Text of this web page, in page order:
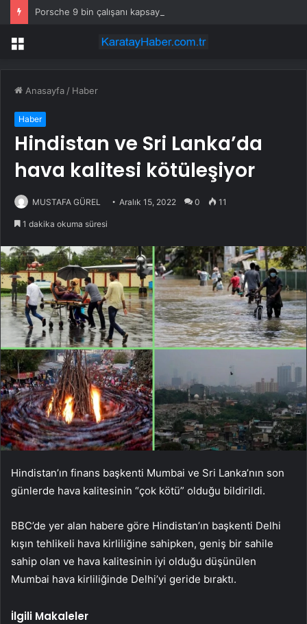
Porsche 9 bin çalışanı kapsayan küçülme planını onayladı
Menü
Anasayfa / Haber
Haber
Hindistan ve Sri Lanka’da
hava kalitesi kötüleşiyor
MUSTAFA GÜREL Aralık 15, 2022 0 11
1 dakika okuma süresi
Hindistan’ın finans başkenti Mumbai ve Sri Lanka’nın son
günlerde hava kalitesinin “çok kötü” olduğu bildirildi.
BBC’de yer alan habere göre Hindistan’ın başkenti Delhi
kışın tehlikeli hava kirliliğine sahipken, geniş bir sahile
sahip olan ve hava kalitesinin iyi olduğu düşünülen
Mumbai hava kirliliğinde Delhi’yi geride bıraktı.
İlgili Makaleler